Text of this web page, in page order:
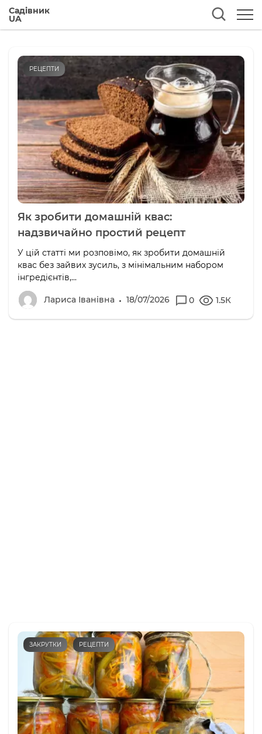
Садівник
UA
РЕЦЕПТИ
Як зробити домашній квас:
надзвичайно простий рецепт
У цій статті ми розповімо, як зробити домашній
квас без зайвих зусиль, з мінімальним набором
інгредієнтів,...
Лариса Іванівна 18/07/2026 0 1.5К
ЗАКРУТКИ РЕЦЕПТИ